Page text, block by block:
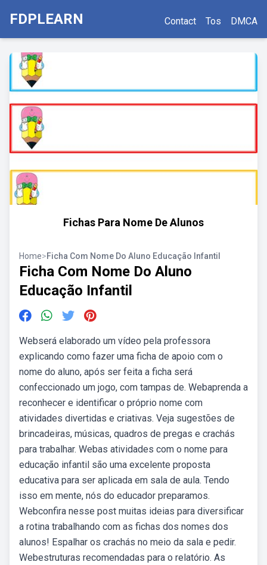
FDPLEARN Contact Tos DMCA
Fichas Para Nome De Alunos
Home>Ficha Com Nome Do Aluno Educação Infantil
Ficha Com Nome Do Aluno
Educação Infantil
Webserá elaborado um vídeo pela professora
explicando como fazer uma ficha de apoio com o
nome do aluno, após ser feita a ficha será
confeccionado um jogo, com tampas de. Webaprenda a
reconhecer e identificar o próprio nome com
atividades divertidas e criativas. Veja sugestões de
brincadeiras, músicas, quadros de pregas e crachás
para trabalhar. Webas atividades com o nome para
educação infantil são uma excelente proposta
educativa para ser aplicada em sala de aula. Tendo
isso em mente, nós do educador preparamos.
Webconfira nesse post muitas ideias para diversificar
a rotina trabalhando com as fichas dos nomes dos
alunos! Espalhar os crachás no meio da sala e pedir.
Webestruturas recomendadas para o relatório. As